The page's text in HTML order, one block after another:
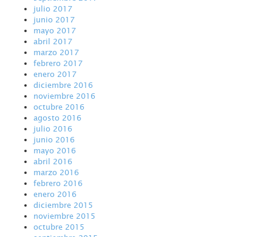
julio 2017
junio 2017
mayo 2017
abril 2017
marzo 2017
febrero 2017
enero 2017
diciembre 2016
noviembre 2016
octubre 2016
agosto 2016
julio 2016
junio 2016
mayo 2016
abril 2016
marzo 2016
febrero 2016
enero 2016
diciembre 2015
noviembre 2015
octubre 2015